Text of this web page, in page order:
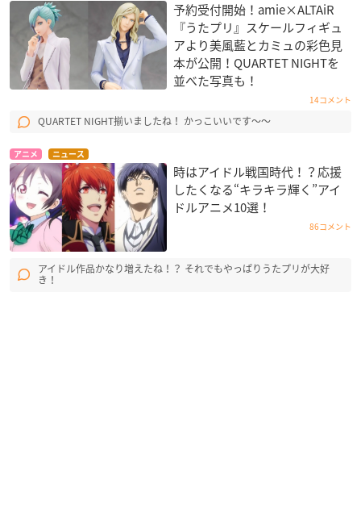
予約受付開始！amie×ALTAiR
『うたプリ』スケールフィギュ
アより美風藍とカミュの彩色見
本が公開！QUARTET NIGHT​を
並べた写真も！
14コメント
QUARTET NIGHT揃いましたね！ かっこいいです〜〜
アニメ ニュース
時はアイドル戦国時代！？応援
したくなる“キラキラ輝く”アイ
ドルアニメ10選！
86コメント
アイドル作品かなり増えたね！？ それでもやっぱりうたプリが大好
き！